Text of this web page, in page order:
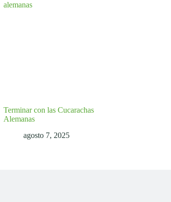
Terminar con las Cucarachas
Alemanas
agosto 7, 2025